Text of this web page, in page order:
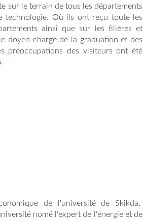
sur le terrain de tous les départements
technologie. Où ils ont reçu toute les
ainsi que sur les filières et
doyen chargé de la graduation et des
préoccupations des visiteurs ont été
de l'université de Skikda,
nomé l'expert de l'énergie et de